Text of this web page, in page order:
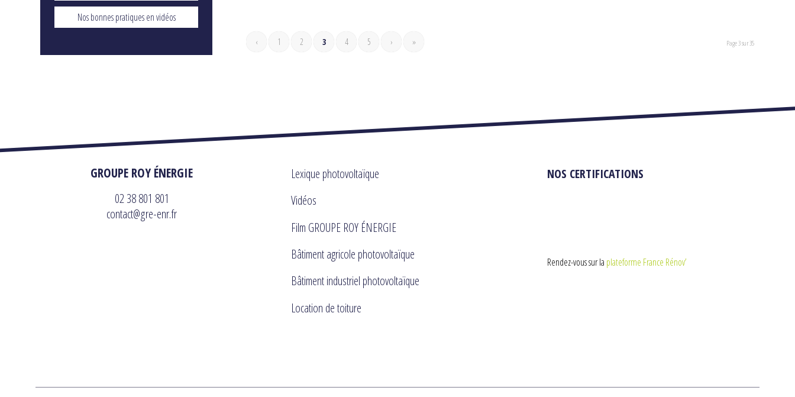
Page 3 sur 35
‹ 1 2 3 4 5 › »
Nos bonnes pratiques en vidéos
GROUPE ROY ÉNERGIE
02 38 801 801
contact@gre-enr.fr
Lexique photovoltaïque
Vidéos
Film GROUPE ROY ÉNERGIE
Bâtiment agricole photovoltaïque
Bâtiment industriel photovoltaïque
Location de toiture
NOS CERTIFICATIONS
Rendez-vous sur la plateforme France Rénov’